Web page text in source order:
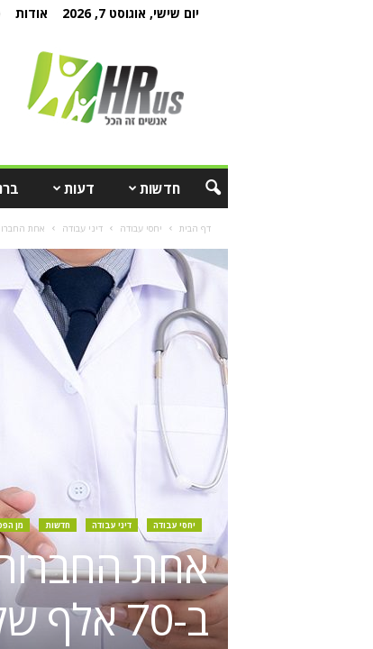
יום שישי, אוגוסט 7, 2026 אודות
חדשות דעות
דף הבית יחסי עבודה דיני עבודה אחת החברות
יחסי עבודה דיני עבודה חדשות מן
אחת
ב-70 אלף שקל